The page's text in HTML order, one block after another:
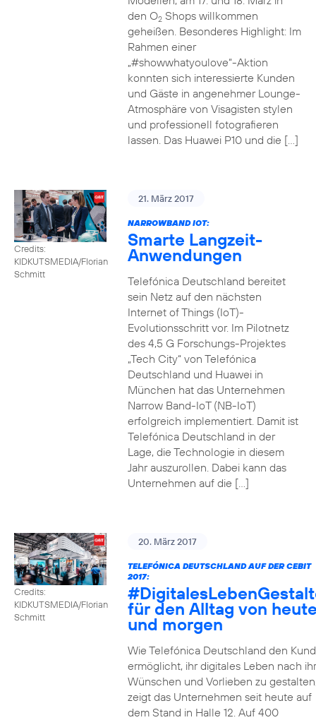
den O2Shops willkommen
geheißen. Besonderes Highlight: Im
Rahmen einer
„#showwhatyoulove“-Aktion
konnten sich interessierte Kunden
und Gäste in angenehmer Lounge-
Atmosphäre von Visagisten stylen
und professionell fotografieren
lassen. Das Huawei P10 und die […]
Credits:
KIDKUTSMEDIA/Florian
Schmitt
21. März 2017
NARROWBAND IOT:
Smarte Langzeit-
Anwendungen
Telefónica Deutschland bereitet
sein Netz auf den nächsten
Internet of Things (IoT)-
Evolutionsschritt vor. Im Pilotnetz
des 4,5 G Forschungs-Projektes
„Tech City“ von Telefónica
Deutschland und Huawei in
München hat das Unternehmen
Narrow Band-IoT (NB-IoT)
erfolgreich implementiert. Damit ist
Telefónica Deutschland in der
Lage, die Technologie in diesem
Jahr auszurollen. Dabei kann das
Unternehmen auf die […]
Credits:
KIDKUTSMEDIA/Florian
Schmitt
20. März 2017
TELEFÓNICA DEUTSCHLAND AUF DER CEBIT
2017:
für den Alltag von
und morgen
Wie Telefónica Deutschland den
ermöglicht, ihr digitales Leben nach
Wünschen und Vorlieben zu
zeigt das Unternehmen seit heute auf
dem Stand in Halle 12. Auf 400